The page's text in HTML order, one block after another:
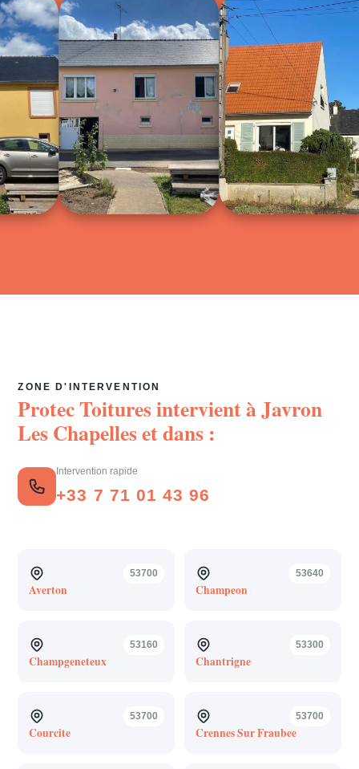
ZONE D'INTERVENTION
Protec Toitures intervient àJavron
Les Chapelleset dans :
Intervention rapide
+33 7 71 01 43 96
53700
Averton
53640
Champeon
53160
Champgeneteux
53300
Chantrigne
53700
Courcite
53700
Crennes Sur Fraubee